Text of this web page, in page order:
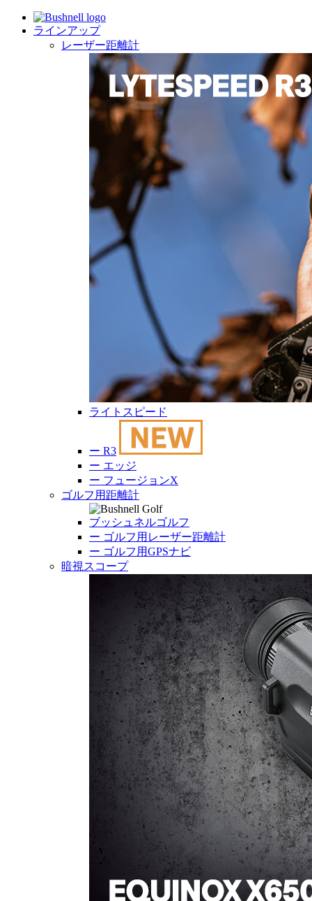
ラインアップ
レーザー距離計
ライトスピード
ー R3
ー エッジ
ー フュージョンX
ゴルフ用距離計
ブッシュネルゴルフ
ー ゴルフ用レーザー距離計
ー ゴルフ用GPSナビ
暗視スコープ